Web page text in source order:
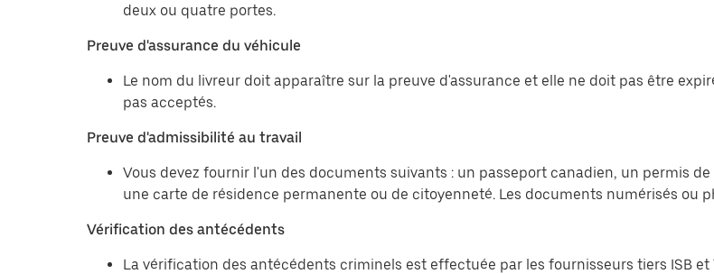
deux ou quatre portes.
Preuve d'assurance du véhicule
Le nom du livreur doit apparaître sur la preuve d'assurance et elle ne doit pas être
pas acceptés.
Preuve d'admissibilité au travail
Vous devez fournir l'un des documents suivants : un passeport canadien, un permis
une carte de résidence permanente ou de citoyenneté. Les documents numérisés ou
Vérification des antécédents
La vérification des antécédents criminels est effectuée par les fournisseurs tiers ISB